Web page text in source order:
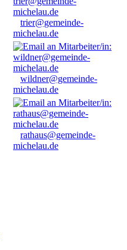
trier@gemeinde-
michelau.de
wildner@gemeinde-
michelau.de
rathaus@gemeinde-
michelau.de